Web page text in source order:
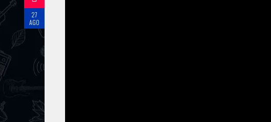
27
AGO